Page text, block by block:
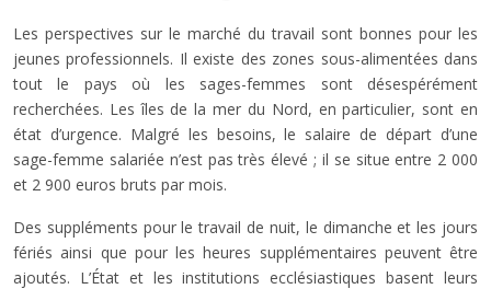
Les perspectives sur le marché du travail sont bonnes pour les
jeunes professionnels. Il existe des zones sous-alimentées dans
tout le pays où les sages-femmes sont désespérément
recherchées. Les îles de la mer du Nord, en particulier, sont en
état d’urgence. Malgré les besoins, le salaire de départ d’une
sage-femme salariée n’est pas très élevé ; il se situe entre 2 000
et 2 900 euros bruts par mois.
Des suppléments pour le travail de nuit, le dimanche et les jours
fériés ainsi que pour les heures supplémentaires peuvent être
ajoutés. L’État et les institutions ecclésiastiques basent leurs